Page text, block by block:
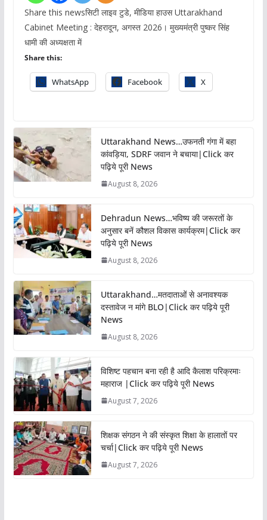
Share this newsसिटी लाइव टुडे, मीडिया हाउस Uttarakhand
Cabinet Meeting : देहरादून, अगस्त 2026। मुख्यमंत्री पुष्कर सिंह
धामी की अध्यक्षता में
Share this:
WhatsApp Facebook X
Uttarakhand News…उफनती गंगा में बहा
कांवड़िया, SDRF जवान ने बचाया|Click कर
पढ़िये पूरी News
August 8, 2026
Dehradun News…भविष्य की जरूरतों के
अनुसार बनें कौशल विकास कार्यक्रम|Click कर
पढ़िये पूरी News
August 8, 2026
Uttarakhand…मतदाताओं से अनावश्यक
दस्तावेज न मांगे BLO|Click कर पढ़िये पूरी
News
August 8, 2026
विशिष्ट पहचान बना रही है आदि कैलाश परिक्रमाः
महाराज |Click कर पढ़िये पूरी News
August 7, 2026
शिक्षक संगठन ने की संस्कृत शिक्षा के हालातों पर
चर्चा|Click कर पढ़िये पूरी News
August 7, 2026